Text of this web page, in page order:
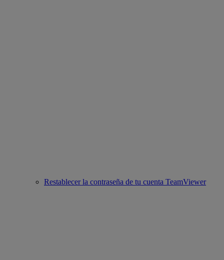
Restablecer la contraseña de tu cuenta TeamViewer